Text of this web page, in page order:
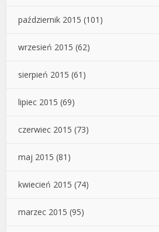
październik 2015 (101)
wrzesień 2015 (62)
sierpień 2015 (61)
lipiec 2015 (69)
czerwiec 2015 (73)
maj 2015 (81)
kwiecień 2015 (74)
marzec 2015 (95)